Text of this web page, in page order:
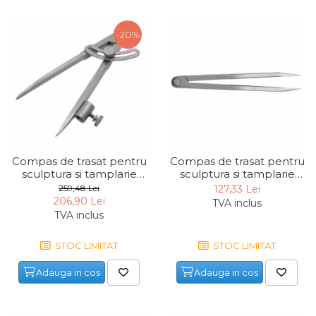
Cric Manual
Ulei Hidraulic
Troliu
Carucior Scule
Truse reparatii anvelope
-20%
Compas de trasat pentru
sculptura si tamplarie
Kirschen 8604150, 150
mm
259,48 Lei
206,90 Lei
TVA inclus
STOC LIMITAT
Adauga in cos
Compas de trasat pentru
sculptura si tamplarie
Kirschen 8600200, 200
mm
127,33 Lei
TVA inclus
STOC LIMITAT
Adauga in cos